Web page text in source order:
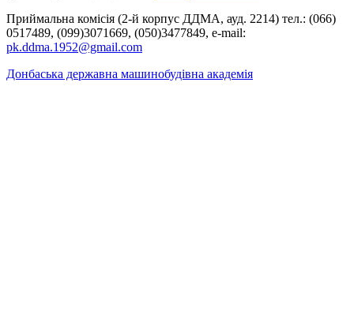
Приймальна комісія (2-й корпус ДДМА, ауд. 2214) тел.: (066)
0517489, (099)3071669, (050)3477849, e-mail:
pk.ddma.1952@gmail.com
Донбаська державна машинобудівна академія